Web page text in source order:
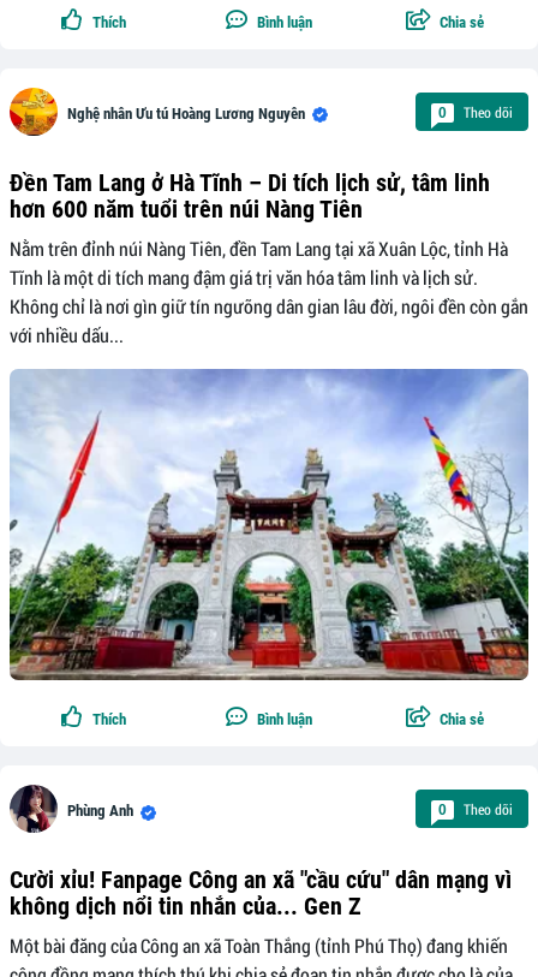
Thích Bình luận Chia sẻ
Nghệ nhân Ưu tú Hoàng Lương Nguyên 0 Theo dõi
Đền Tam Lang ở Hà Tĩnh – Di tích lịch sử, tâm linh
hơn 600 năm tuổi trên núi Nàng Tiên
Nằm trên đỉnh núi Nàng Tiên, đền Tam Lang tại xã Xuân Lộc, tỉnh Hà
Tĩnh là một di tích mang đậm giá trị văn hóa tâm linh và lịch sử.
Không chỉ là nơi gìn giữ tín ngưỡng dân gian lâu đời, ngôi đền còn gắn
với nhiều dấu...
Thích Bình luận Chia sẻ
Phùng Anh 0 Theo dõi
Cười xỉu! Fanpage Công an xã "cầu cứu" dân mạng vì
không dịch nổi tin nhắn của... Gen Z
Một bài đăng của Công an xã Toàn Thắng (tỉnh Phú Thọ) đang khiến